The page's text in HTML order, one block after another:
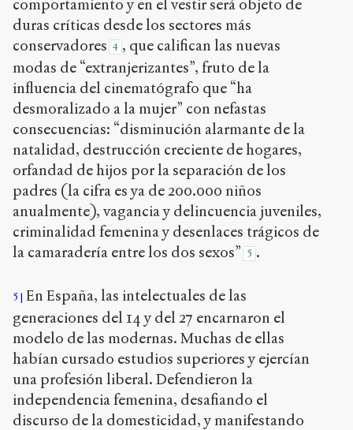
comportamiento y en el vestir será objeto de
duras críticas desde los sectores más
conservadores 4 , que califican las nuevas
modas de “extranjerizantes”, fruto de la
influencia del cinematógrafo que “ha
desmoralizado a la mujer” con nefastas
consecuencias: “disminución alarmante de la
natalidad, destrucción creciente de hogares,
orfandad de hijos por la separación de los
padres (la cifra es ya de 200.000 niños
anualmente), vagancia y delincuencia juveniles,
criminalidad femenina y desenlaces trágicos de
la camaradería entre los dos sexos” 5 .
5 En España, las intelectuales de las
generaciones del 14 y del 27 encarnaron el
modelo de las modernas. Muchas de ellas
habían cursado estudios superiores y ejercían
una profesión liberal. Defendieron la
independencia femenina, desafiando el
discurso de la domesticidad, y manifestando